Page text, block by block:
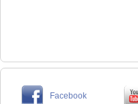
Facebook